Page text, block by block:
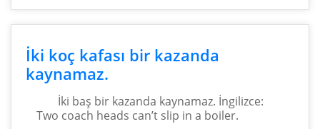
İki koç kafası bir kazanda
kaynamaz.
İki baş bir kazanda kaynamaz. İngilizce:
Two coach heads can’t slip in a boiler.